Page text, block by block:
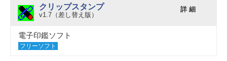
クリップスタンプ
v1.7（差し替え版）
詳 細
電子印鑑ソフト
フリーソフト